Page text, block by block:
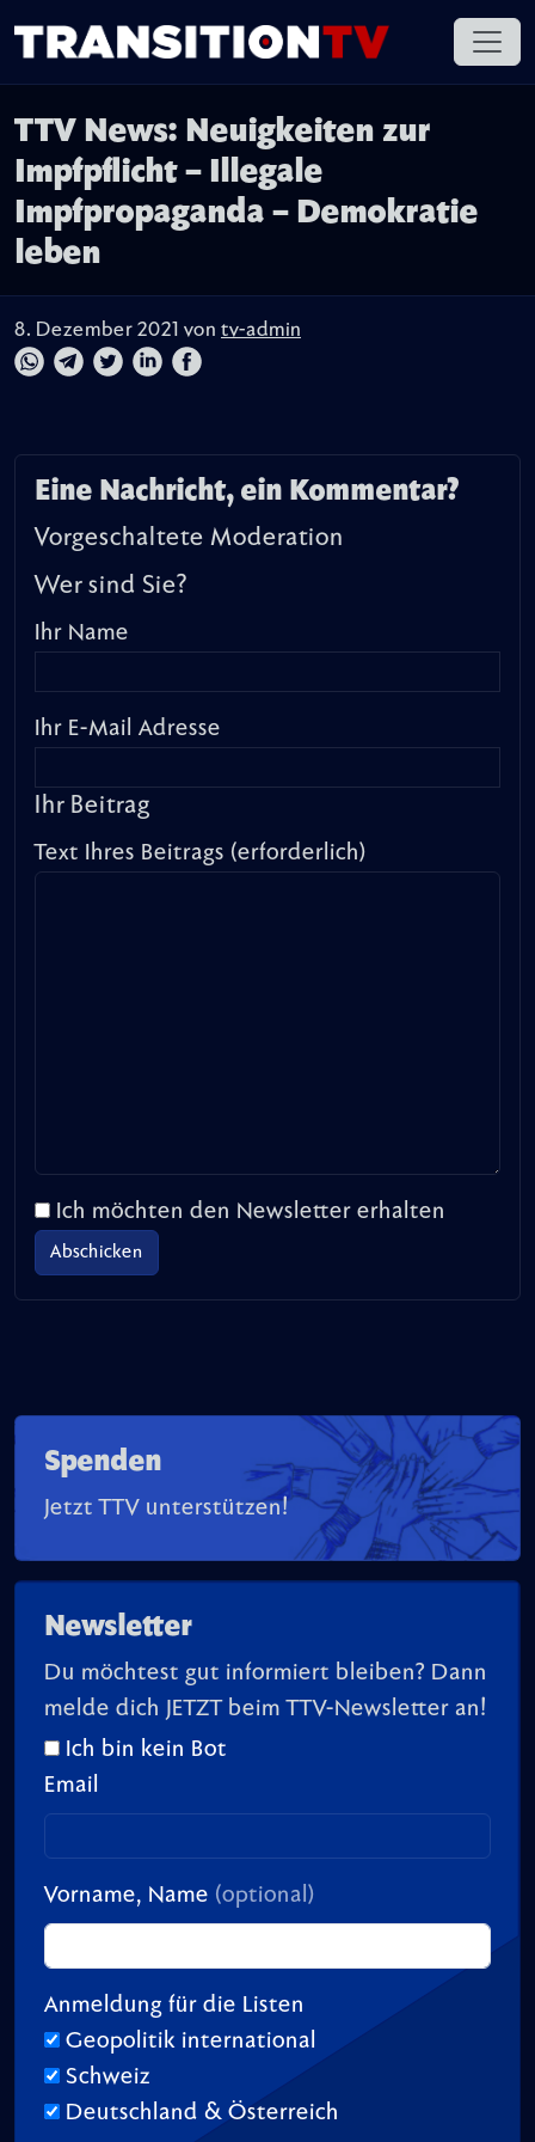
TTV News: Neuigkeiten zur
Impfpflicht – Illegale
Impfpropaganda – Demokratie
leben
8. Dezember 2021 von tv-admin
Eine Nachricht, ein Kommentar?
Vorgeschaltete Moderation
Wer sind Sie?
Ihr Name
Ihr E-Mail Adresse
Ihr Beitrag
Text Ihres Beitrags (erforderlich)
Ich möchten den Newsletter erhalten
Spenden
Jetzt TTV unterstützen!
Newsletter
Du möchtest gut informiert bleiben? Dann
melde dich JETZT beim TTV-Newsletter an!
Ich bin kein Bot
Email
Vorname, Name (optional)
Anmeldung für die Listen
Geopolitik international
Schweiz
Deutschland & Österreich